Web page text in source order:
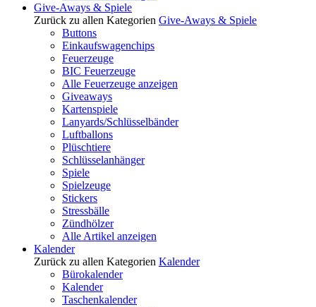
Give-Aways & Spiele
Zurück zu allen Kategorien Give-Aways & Spiele
Buttons
Einkaufswagenchips
Feuerzeuge
BIC Feuerzeuge
Alle Feuerzeuge anzeigen
Giveaways
Kartenspiele
Lanyards/Schlüsselbänder
Luftballons
Plüschtiere
Schlüsselanhänger
Spiele
Spielzeuge
Stickers
Stressbälle
Zündhölzer
Alle Artikel anzeigen
Kalender
Zurück zu allen Kategorien Kalender
Bürokalender
Kalender
Taschenkalender